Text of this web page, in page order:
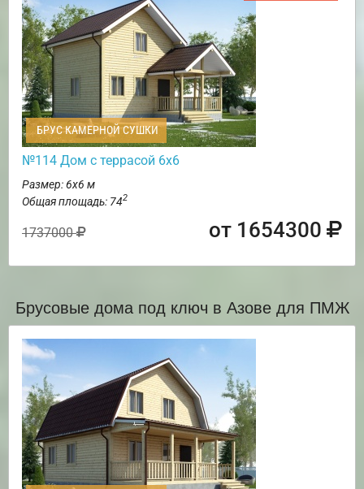
БРУС КАМЕРНОЙ СУШКИ
№114 Дом с террасой 6х6
Размер: 6х6 м
Общая площадь: 742
1737000 от 1654300
Брусовые дома под ключ в Азове для ПМЖ